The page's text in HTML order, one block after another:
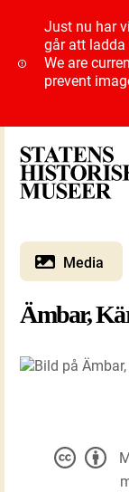
Just nu har
går att ladda
We are
prevent
Media
Ämbar,